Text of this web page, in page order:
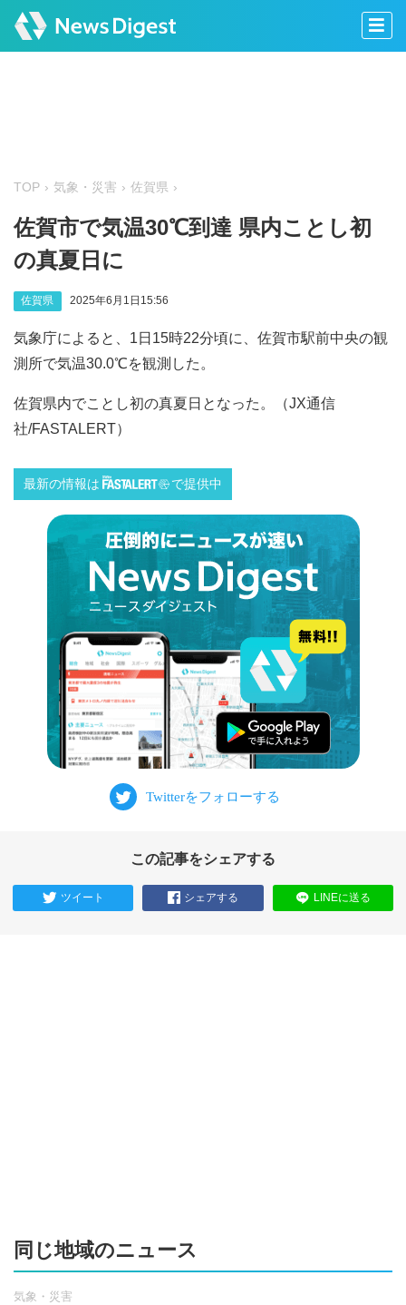
TOP 気象・災害 佐賀県
佐賀市で気温30℃到達 県内ことし初
の真夏日に
佐賀県 2025年6月1日15:56
気象庁によると、1日15時22分頃に、佐賀市駅前中央の観
測所で気温30.0℃を観測した。
佐賀県内でことし初の真夏日となった。（JX通信
社/FASTALERT）
最新の情報は で提供中
この記事をシェアする
ツイート シェアする LINEに送る
同じ地域のニュース
気象・災害